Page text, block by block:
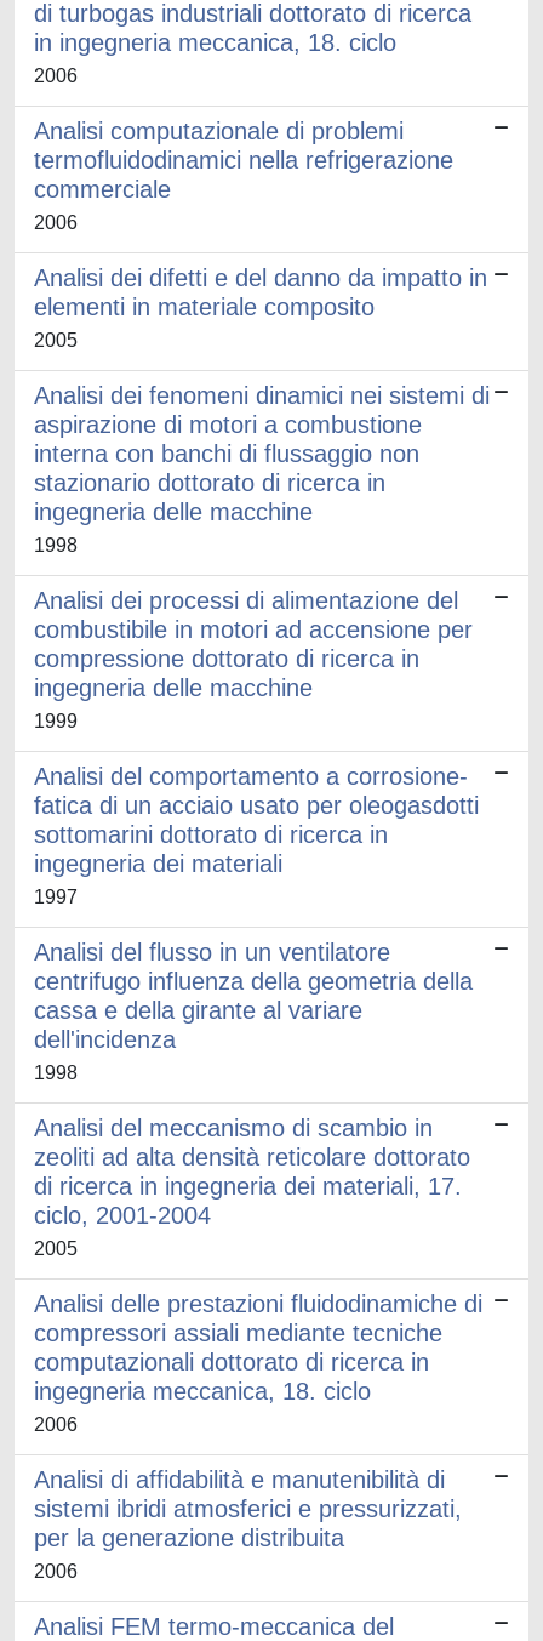
di turbogas industriali dottorato di ricerca
in ingegneria meccanica, 18. ciclo
2006
Analisi computazionale di problemi
termofluidodinamici nella refrigerazione
commerciale
2006
Analisi dei difetti e del danno da impatto in
elementi in materiale composito
2005
Analisi dei fenomeni dinamici nei sistemi di
aspirazione di motori a combustione
interna con banchi di flussaggio non
stazionario dottorato di ricerca in
ingegneria delle macchine
1998
Analisi dei processi di alimentazione del
combustibile in motori ad accensione per
compressione dottorato di ricerca in
ingegneria delle macchine
1999
Analisi del comportamento a corrosione-
fatica di un acciaio usato per oleogasdotti
sottomarini dottorato di ricerca in
ingegneria dei materiali
1997
Analisi del flusso in un ventilatore
centrifugo influenza della geometria della
cassa e della girante al variare
dell'incidenza
1998
Analisi del meccanismo di scambio in
zeoliti ad alta densità reticolare dottorato
di ricerca in ingegneria dei materiali, 17.
ciclo, 2001-2004
2005
Analisi delle prestazioni fluidodinamiche di
compressori assiali mediante tecniche
computazionali dottorato di ricerca in
ingegneria meccanica, 18. ciclo
2006
Analisi di affidabilità e manutenibilità di
sistemi ibridi atmosferici e pressurizzati,
per la generazione distribuita
2006
Analisi FEM termo-meccanica del